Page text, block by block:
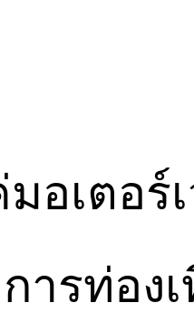
อเตอร์
การท่อ